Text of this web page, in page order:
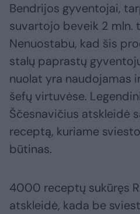
Bendrijos gyventojai,
suvartojo beveik 2 mln.
Nenuostabu, kad šis
stalų paprastų
nuolat yra naudojamas
šefų virtuvėse.
Ščesnavičius atskleidė
receptą, kuriame
būtinas.
4000 receptų sukūręs
atskleidė, kada be